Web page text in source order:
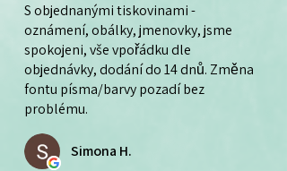
S objednanými tiskovinami -
oznámení, obálky, jmenovky, jsme
spokojeni, vše vpořádku dle
objednávky, dodání do 14 dnů. Změna
fontu písma/barvy pozadí bez
problému.
Simona H.